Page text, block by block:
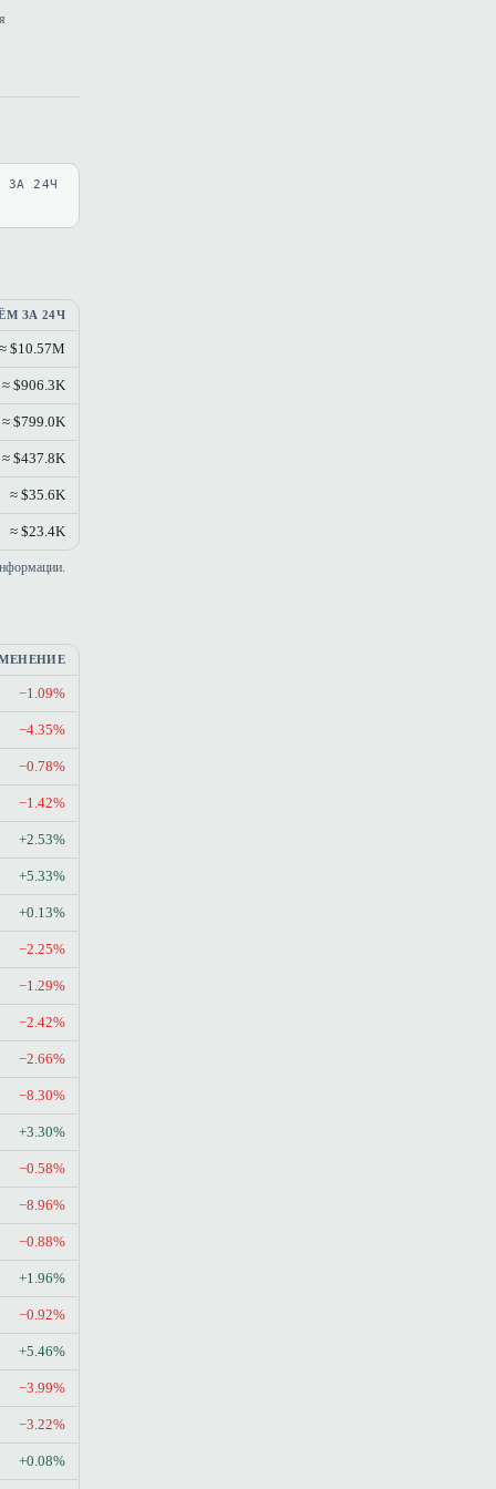
ЗА 24Ч
ЗА 24Ч
≈ $10.57M
≈ $906.3K
≈ $799.0K
≈ $437.8K
≈ $35.6K
≈ $23.4K
−1.09%
−4.35%
−0.78%
−1.42%
+2.53%
+5.33%
+0.13%
−2.25%
−1.29%
−2.42%
−2.66%
−8.30%
+3.30%
−0.58%
−8.96%
−0.88%
+1.96%
−0.92%
+5.46%
−3.99%
−3.22%
+0.08%